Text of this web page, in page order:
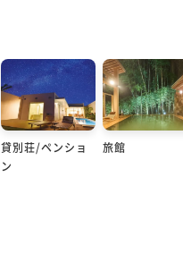
貸別荘/ペンショ
ン
旅館